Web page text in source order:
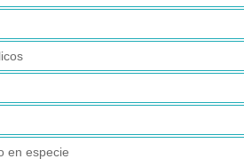
en especie